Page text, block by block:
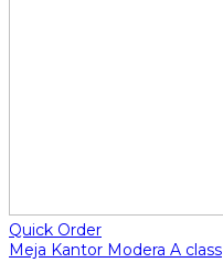
Quick Order
Meja Kantor Modera A class